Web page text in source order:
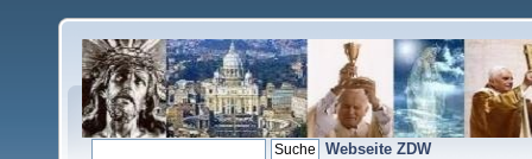
Webseite ZDW